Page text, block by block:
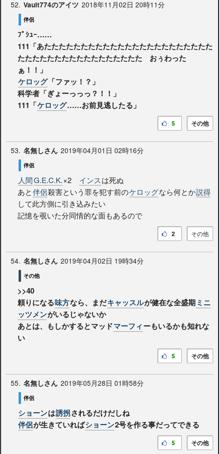
52. Vault774のアイツ 2018年11月02日 20時11分
伴侶
ﾌﾟｼｭｰ……
111「あたたたたたたたたたたたたたたたたたたたたたたた
たたたたたたたたたたたたたたたたた おぅわった
ぁ！！」
ケロッグ 「ファッ！？」
科学者「ぎょーっっっ？！！」
111「ケロッグ……お前見逃したる」
その他
5
53. 名無しさん 2019年04月01日 02時16分
伴侶
人間G.E.C.K.×2 インスは死ぬ
あと伴侶殺害という罪を犯す前のケロッグなら何とか説得
して此方側に引き込みたい
記憶を覗いた分同情的な面もあるので
その他
2
54. 名無しさん 2019年04月02日 19時34分
その他
>>40
頼りになる味方なら、まだキャッスルが健在な全盛期ミニ
ッツメンがいるじゃないか
あとは、もしかするとマッドマーフィーもいるかも知れな
い
その他
5
55. 名無しさん 2019年05月28日 01時58分
伴侶
ショーンは誘拐されるだけだしね
伴侶が生きていればショーン2号を作る事だってできる
その他
5